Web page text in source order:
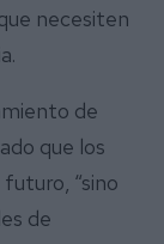
necesiten
de
que los
“sino
de